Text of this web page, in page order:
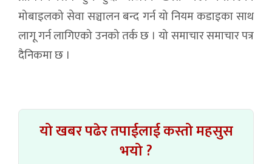
मोबाइलको सेवा सञ्चालन बन्द गर्न यो नियम कडाइका साथ
लागू गर्न लागिएको उनको तर्क छ । यो समाचार समाचार पत्र
दैनिकमा छ ।
यो खबर पढेर तपाईलाई कस्तो महसुस
भयो ?